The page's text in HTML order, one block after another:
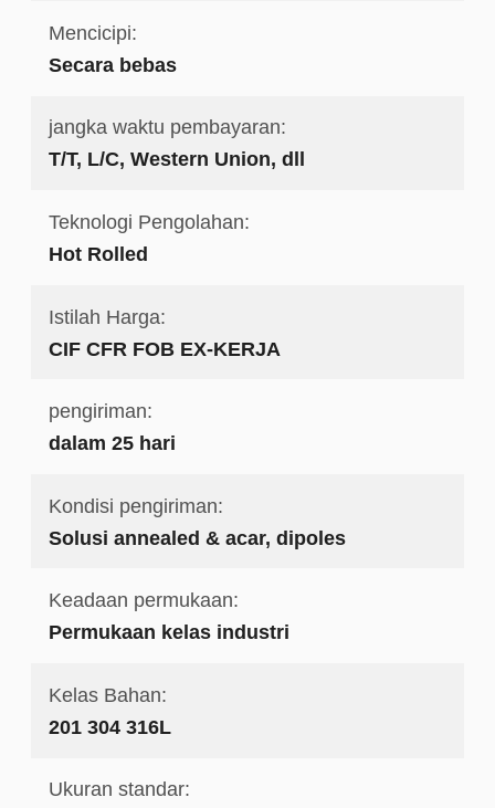
Mencicipi:
Secara bebas
jangka waktu pembayaran:
T/T, L/C, Western Union, dll
Teknologi Pengolahan:
Hot Rolled
Istilah Harga:
CIF CFR FOB EX-KERJA
pengiriman:
dalam 25 hari
Kondisi pengiriman:
Solusi annealed & acar, dipoles
Keadaan permukaan:
Permukaan kelas industri
Kelas Bahan:
201 304 316L
Ukuran standar: